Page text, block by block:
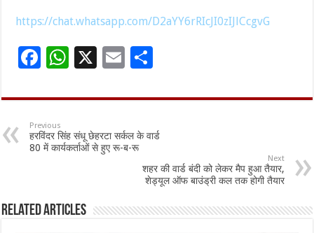
https://chat.whatsapp.com/D2aYY6rRIcJI0zIJlCcgvG
F
e
b
o
W
at
sA
p
X
E
ai
l
ar
e
Previous
हरविंदर सिंह संधू छेहरटा सर्कल के वार्ड
80 में कार्यकर्ताओं से हुए रू-ब-रू
Next
शहर की वार्ड बंदी को लेकर मैप हुआ तैयार,
शेड्यूल ऑफ बाउंड्री कल तक होगी तैयार
Related Articles